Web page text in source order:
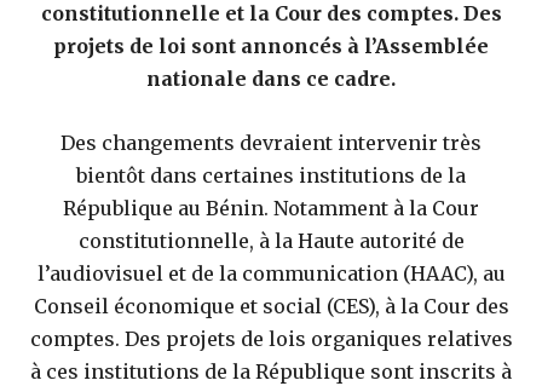
constitutionnelle et la Cour des comptes. Des
projets de loi sont annoncés à l’Assemblée
nationale dans ce cadre.
Des changements devraient intervenir très
bientôt dans certaines institutions de la
République au Bénin. Notamment à la Cour
constitutionnelle, à la Haute autorité de
l’audiovisuel et de la communication (HAAC), au
Conseil économique et social (CES), à la Cour des
comptes. Des projets de lois organiques relatives
à ces institutions de la République sont inscrits à